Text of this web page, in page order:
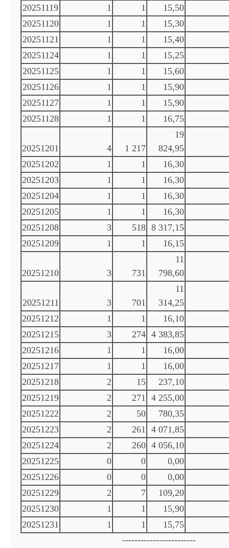
20251119 1 1
15,50
20251120
1 1
15,30
20251121
1 1
15,40
20251124
1 1
15,25
20251125
1 1
15,60
20251126
1 1
15,90
20251127
1 1
15,90
20251128
1 1 16,75
20251201 4 1 217
19
824,95
20251202
1 1
16,30
20251203
1 1
16,30
20251204
1 1
16,30
20251205
1 1
16,30
20251208
3 518 8 317,15
20251209
1 1 16,15
20251210 3 731
11
798,60
20251211 3 701
11
314,25
20251212
1 1
16,10
20251215
3 274 4 383,85
20251216
1 1
16,00
20251217
1 1
16,00
20251218
2 15
237,10
20251219
2 271 4 255,00
20251222
2 50
780,35
20251223
2 261 4 071,85
20251224
2 260 4 056,10
20251225
0 0
0,00
20251226
0 0
0,00
20251229
2 7
109,20
20251230
1 1
15,90
20251231
1 1
15,75
------------------------